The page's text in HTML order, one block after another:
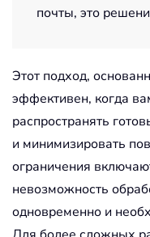
почты, это
Этот подход,
эффективен, когда
распространять
и минимизировать
ограничения
невозможность
одновременно и